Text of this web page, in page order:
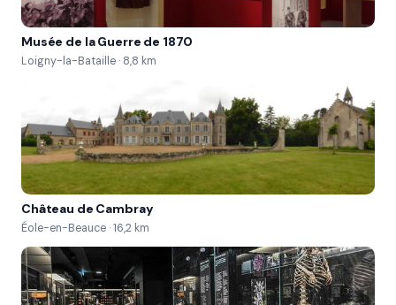
Musée de la Guerre de 1870
Loigny-la-Bataille · 8,8 km
Château de Cambray
Éole-en-Beauce · 16,2 km